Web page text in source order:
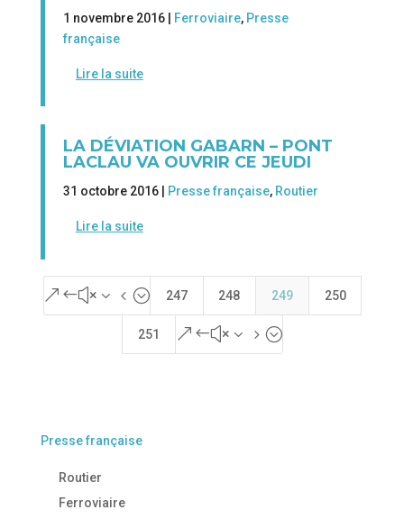
1 novembre 2016 | Ferroviaire, Presse
française
Lire la suite
LA DÉVIATION GABARN – PONT
LACLAU VA OUVRIR CE JEUDI
31 octobre 2016 | Presse française, Routier
Lire la suite
&#x34; 247 248 249 250
251 &#x35;
Presse française
Routier
Ferroviaire